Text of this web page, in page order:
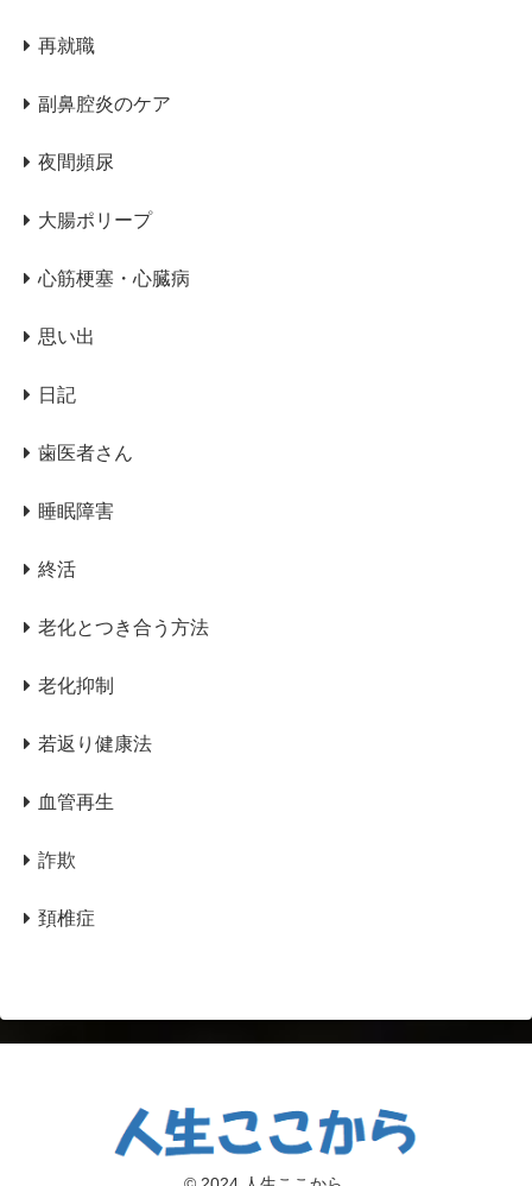
再就職
副鼻腔炎のケア
夜間頻尿
大腸ポリープ
心筋梗塞・心臓病
思い出
日記
歯医者さん
睡眠障害
終活
老化とつき合う方法
老化抑制
若返り健康法
血管再生
詐欺
頚椎症